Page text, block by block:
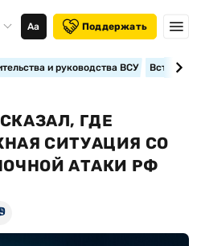
Аа Поддержать
и руководства ВСУ
ГДЕ
СИТУАЦИЯ СО
АТАКИ РФ